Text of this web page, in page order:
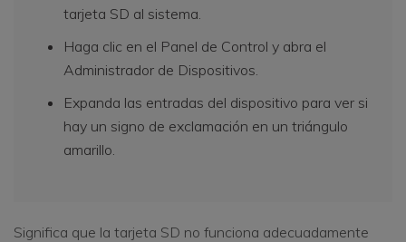
tarjeta SD al sistema.
Haga clic en el Panel de Control y abra el
Administrador de Dispositivos.
Expanda las entradas del dispositivo para ver si
hay un signo de exclamación en un triángulo
amarillo.
Significa que la tarjeta SD no funciona adecuadamente